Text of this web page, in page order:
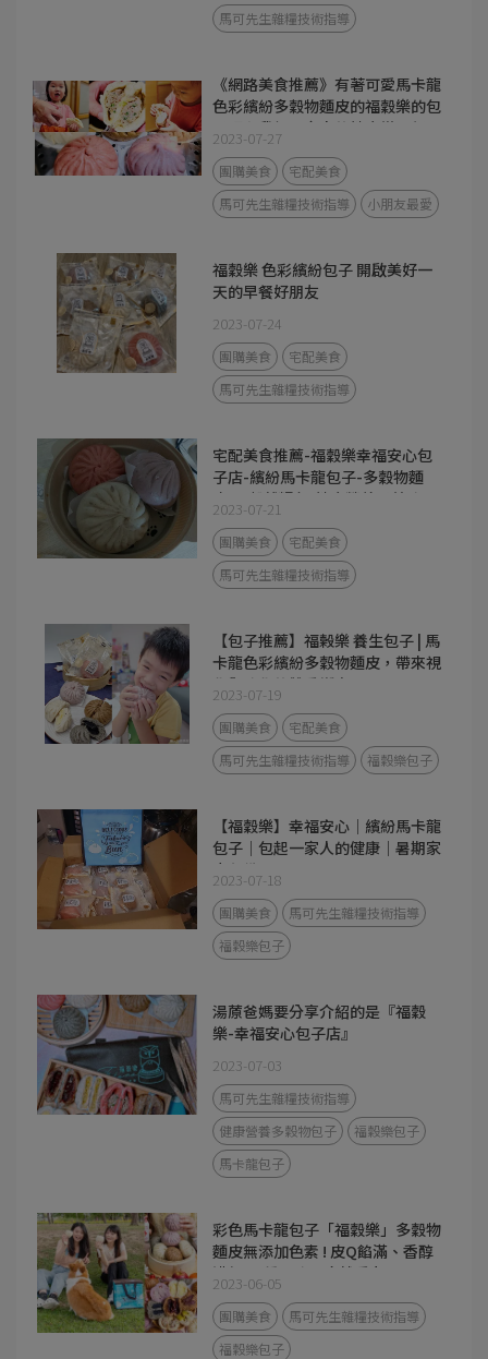
馬可先生雜糧技術指導
《網路美食推薦》有著可愛馬卡龍
色彩繽紛多穀物麵皮的福穀樂的包
子照顧我們全家人的健康從早餐開
始
2023-07-27
團購美食
宅配美食
馬可先生雜糧技術指導
小朋友最愛
福穀樂 色彩繽紛包子 開啟美好一
天的早餐好朋友
2023-07-24
團購美食
宅配美食
馬可先生雜糧技術指導
宅配美食推薦-福穀樂幸福安心包
子店-繽紛馬卡龍包子-多穀物麵
皮/五穀雜糧包/健康營養又美味
2023-07-21
團購美食
宅配美食
馬可先生雜糧技術指導
【包子推薦】福榖樂 養生包子 | 馬
卡龍色彩繽紛多穀物麵皮，帶來視
覺與味覺的雙重饗宴！
2023-07-19
團購美食
宅配美食
馬可先生雜糧技術指導
福穀樂包子
【福穀樂】幸福安心｜繽紛馬卡龍
包子｜包起一家人的健康｜暑期家
中必備
2023-07-18
團購美食
馬可先生雜糧技術指導
福穀樂包子
湯蒝爸媽要分享介紹的是『福穀
樂-幸福安心包子店』
2023-07-03
馬可先生雜糧技術指導
健康營養多穀物包子
福穀樂包子
馬卡龍包子
彩色馬卡龍包子「福穀樂」多穀物
麵皮無添加色素 ! 皮Q餡滿、香醇
濃郁 ! 7種口味一吃就愛上 !
2023-06-05
團購美食
馬可先生雜糧技術指導
福穀樂包子